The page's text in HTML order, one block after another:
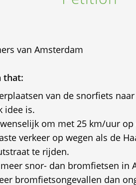
van Amsterdam
that:
van de snorfiets
idee is.
om met 25 km/uur
verkeer op wegen als de
te rijden.
snor- dan bromfietsen in
bromfietsongevallen dan